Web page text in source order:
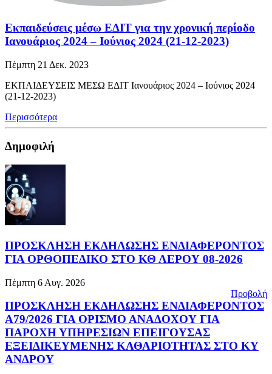
Εκπαιδεύσεις μέσω ΕΔΙΤ για την χρονική περίοδο
Ιανουάριος 2024 – Ιούνιος 2024 (21-12-2023)
Πέμπτη 21 Δεκ. 2023
ΕΚΠΑΙΔΕΥΣΕΙΣ ΜΕΣΩ ΕΔΙΤ Ιανουάριος 2024 – Ιούνιος 2024
(21-12-2023)
Περισσότερα
Δημοφιλή
ΠΡΟΣΚΛΗΣΗ ΕΚΔΗΛΩΣΗΣ ΕΝΔΙΑΦΕΡΟΝΤΟΣ
ΓΙΑ ΟΡΘΟΠΕΔΙΚΟ ΣΤΟ ΚΘ ΛΕΡΟΥ 08-2026
Πέμπτη 6 Αυγ. 2026
Προβολή
ΠΡΟΣΚΛΗΣΗ ΕΚΔΗΛΩΣΗΣ ΕΝΔΙΑΦΕΡΟΝΤΟΣ
Α79/2026 ΓΙΑ ΟΡΙΣΜΟ ΑΝΑΔΟΧΟΥ ΓΙΑ
ΠΑΡΟΧΗ ΥΠΗΡΕΣΙΩΝ ΕΠΕΙΓΟΥΣΑΣ
ΕΞΕΙΔΙΚΕΥΜΕΝΗΣ ΚΑΘΑΡΙΟΤΗΤΑΣ ΣΤΟ ΚΥ
ΑΝΔΡΟΥ